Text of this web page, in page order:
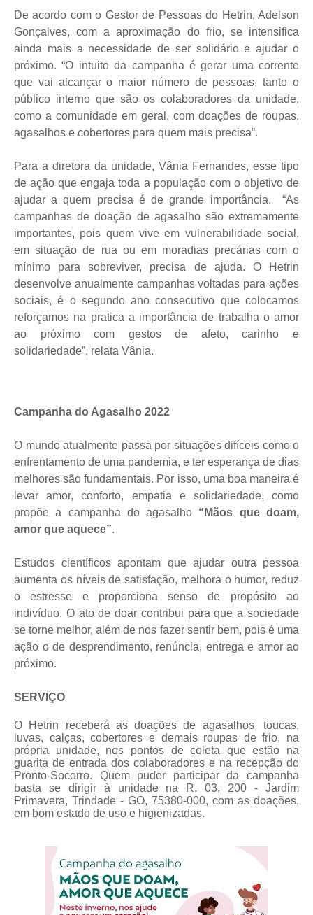
De acordo com o Gestor de Pessoas do Hetrin, Adelson
Gonçalves, com a aproximação do frio, se intensifica
ainda mais a necessidade de ser solidário e ajudar o
próximo. “O intuito da campanha é gerar uma corrente
que vai alcançar o maior número de pessoas, tanto o
público interno que são os colaboradores da unidade,
como a comunidade em geral, com doações de roupas,
agasalhos e cobertores para quem mais precisa”.
Para a diretora da unidade, Vânia Fernandes, esse tipo
de ação que engaja toda a população com o objetivo de
ajudar a quem precisa é de grande importância.
“As
campanhas de doação de agasalho são extremamente
importantes, pois quem vive em vulnerabilidade social,
em situação de rua ou em moradias precárias com o
mínimo para sobreviver, precisa de ajuda. O Hetrin
desenvolve anualmente campanhas voltadas para ações
sociais, é o segundo ano consecutivo que colocamos
reforçamos na pratica a importância de trabalha o amor
ao próximo com gestos de afeto, carinho e
solidariedade”, relata Vânia.
Campanha do Agasalho 2022
O mundo atualmente passa por situações difíceis como o
enfrentamento de uma pandemia, e ter esperança de dias
melhores são fundamentais. Por isso, uma boa maneira é
levar amor, conforto, empatia e solidariedade, como
propõe a campanha do agasalho “Mãos que doam,
amor que aquece”.
Estudos científicos apontam que ajudar outra pessoa
aumenta os níveis de satisfação, melhora o humor, reduz
o estresse e proporciona senso de propósito ao
indivíduo. O ato de doar contribui para que a sociedade
se torne melhor, além de nos fazer sentir bem, pois é uma
ação o de desprendimento, renúncia, entrega e amor ao
próximo.
SERVIÇO
O Hetrin receberá as doações de agasalhos, toucas,
luvas, calças, cobertores e demais roupas de frio, na
própria unidade, nos pontos de coleta que estão na
guarita de entrada dos colaboradores e na recepção do
Pronto-Socorro. Quem puder participar da campanha
basta se dirigir à unidade na R. 03, 200 - Jardim
Primavera, Trindade - GO, 75380-000, com as doações,
em bom estado de uso e higienizadas.